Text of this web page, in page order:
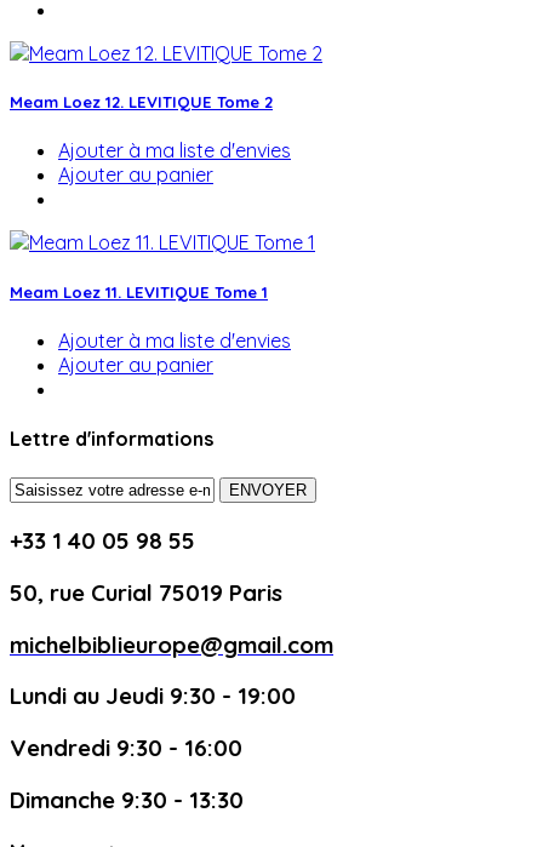
Meam Loez 12. LEVITIQUE Tome 2
Ajouter à ma liste d'envies
Ajouter au panier
Meam Loez 11. LEVITIQUE Tome 1
Ajouter à ma liste d'envies
Ajouter au panier
Lettre d'informations
ENVOYER
+33 1 40 05 98 55
50, rue Curial 75019 Paris
michelbiblieurope@gmail.com
Lundi au Jeudi 9:30 - 19:00
Vendredi 9:30 - 16:00
Dimanche 9:30 - 13:30